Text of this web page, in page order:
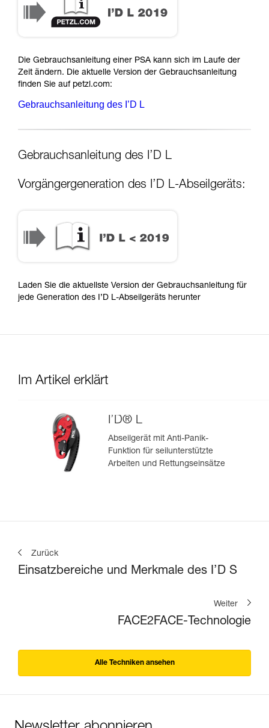
Die Gebrauchsanleitung einer PSA kann sich im Laufe der
Zeit ändern. Die aktuelle Version der Gebrauchsanleitung
finden Sie auf petzl.com:
Gebrauchsanleitung des I’D L
Gebrauchsanleitung des I’D L
Vorgängergeneration des I’D L-Abseilgeräts:
Laden Sie die aktuellste Version der Gebrauchsanleitung für
jede Generation des I’D L-Abseilgeräts herunter
Im Artikel erklärt
I’D® L
Abseilgerät mit Anti-Panik-
Funktion für seilunterstützte
Arbeiten und Rettungseinsätze
Zurück
Einsatzbereiche und Merkmale des I’D S
Weiter
FACE2FACE-Technologie
Alle Techniken ansehen